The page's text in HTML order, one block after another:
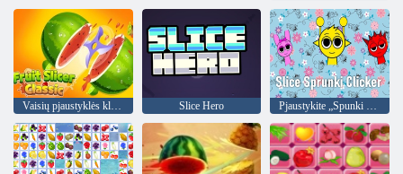
Vaisių pjaustyklės klasika Slice Hero Pjaustykite „Spunki Clicker“